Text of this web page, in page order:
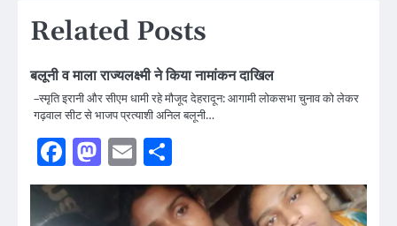
Related Posts
बलूनी व माला राज्यलक्ष्मी ने किया नामांकन दाखिल
–स्मृति इरानी और सीएम धामी रहे मौजूद देहरादून: आगामी लोकसभा चुनाव को लेकर
गढ़वाल सीट से भाजप प्रत्याशी अनिल बलूनी…
Facebook
Mastodon
Email